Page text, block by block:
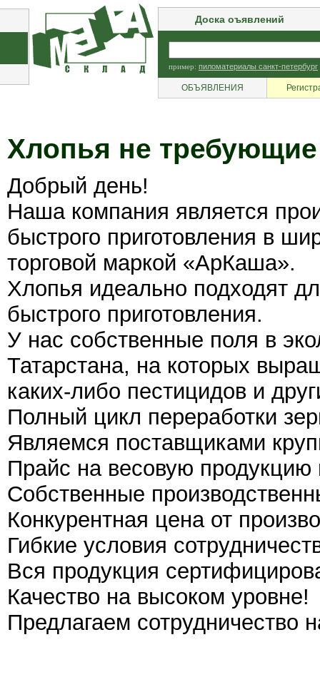
Доска оъявлений
пример: пиломатериалы санкт-петербург
ОБЪЯВЛЕНИЯ
Хлопья не
Добрый день!
Наша компания является
быстрого приготовления в
торговой маркой «АрКаша».
Хлопья идеально подходят
быстрого приготовления.
У нас собственные поля в
Татарстана, на которых
каких-либо пестицидов и
Полный цикл переработки
Являемся поставщиками
Прайс на весовую
Собственные
Конкурентная цена от
Гибкие условия
Вся продукция
Качество на высоком уровне!
Предлагаем сотрудничество